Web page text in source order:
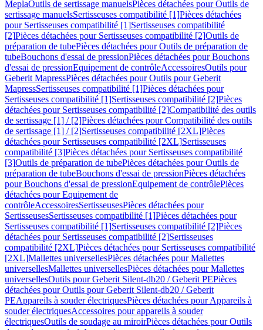
MeplaOutils de sertissage manuelsPièces détachées pour Outils de
sertissage manuelsSertisseuses compatibilité [1]Pièces détachées
pour Sertisseuses compatibilité [1]Sertisseuses compatibilité
[2]Pièces détachées pour Sertisseuses compatibilité [2]Outils de
préparation de tubePièces détachées pour Outils de préparation de
tubeBouchons d'essai de pressionPièces détachées pour Bouchons
d'essai de pressionEquipement de contrôleAccessoiresOutils pour
Geberit MapressPièces détachées pour Outils pour Geberit
MapressSertisseuses compatibilité [1]Pièces détachées pour
Sertisseuses compatibilité [1]Sertisseuses compatibilité [2]Pièces
détachées pour Sertisseuses compatibilité [2]Compatibilité des outils
de sertissage [1] / [2]Pièces détachées pour Compatibilité des outils
de sertissage [1] / [2]Sertisseuses compatibilité [2XL]Pièces
détachées pour Sertisseuses compatibilité [2XL]Sertisseuses
compatibilité [3]Pièces détachées pour Sertisseuses compatibilité
[3]Outils de préparation de tubePièces détachées pour Outils de
préparation de tubeBouchons d'essai de pressionPièces détachées
pour Bouchons d'essai de pressionEquipement de contrôlePièces
détachées pour Equipement de
contrôleAccessoiresSertisseusesPièces détachées pour
SertisseusesSertisseuses compatibilité [1]Pièces détachées pour
Sertisseuses compatibilité [1]Sertisseuses compatibilité [2]Pièces
détachées pour Sertisseuses compatibilité [2]Sertisseuses
compatibilité [2XL]Pièces détachées pour Sertisseuses compatibilité
[2XL]Mallettes universellesPièces détachées pour Mallettes
universellesMallettes universellesPièces détachées pour Mallettes
universellesOutils pour Geberit Silent-db20 / Geberit PEPièces
détachées pour Outils pour Geberit Silent-db20 / Geberit
PEAppareils à souder électriquesPièces détachées pour Appareils à
souder électriquesAccessoires pour appareils à souder
électriquesOutils de soudage au miroirPièces détachées pour Outils